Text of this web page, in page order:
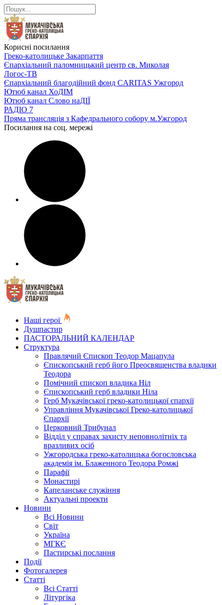
Корисні посилання
Греко-католицьке Закарпаття
Єпархіальний паломницький центр св. Миколая
Логос-ТВ
Єпархіальний благодійний фонд CARITAS Ужгород
Ютюб канал ХоДІМ
Ютюб канал Слово наДІЇ
РАДІО 7
Пряма трансляція з Кафедрального собору м.Ужгород
Посилання на соц. мережі
Наші герої
Душпастир
ПАСТОРАЛЬНИЙ КАЛЕНДАР
Структура
Правлячий Єпископ Теодор Мацапула
Єпископський герб його Преосвященства владики
Теодора
Помічний єпископ владика Ніл
Єпископський герб владики Ніла
Герб Мукачівської греко-католицької єпархії
Управління Мукачівської Греко-католицької
Єпархії
Церковний Трибунал
Відділ у справах захисту неповнолітніх та
вразливих осіб
Ужгородська греко-католицька богословська
академія ім. Блаженного Теодора Ромжі
Парафії
Монастирі
Капеланське служіння
Актуальні проекти
Новини
Всі Новини
Світ
Україна
МГКЄ
Пастирські послання
Події
Фотогалерея
Статті
Всі Статті
Літургіка